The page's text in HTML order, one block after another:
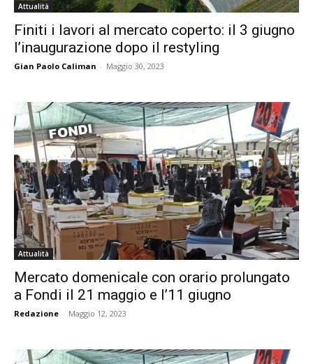
Attualità
Finiti i lavori al mercato coperto: il 3 giugno
l’inaugurazione dopo il restyling
Gian Paolo Caliman - Maggio 30, 2023
Attualità
Mercato domenicale con orario prolungato
a Fondi il 21 maggio e l’11 giugno
Redazione - Maggio 12, 2023